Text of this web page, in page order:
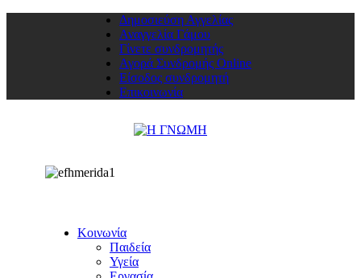
Δημοσιεύση Αγγελίας
Αναγγελία Γάμου
Γίνετε συνδρομητής
Αγορά Συνδρομής Online
Είσοδος συνδρομητή
Επικοινωνία
Κοινωνία
Παιδεία
Υγεία